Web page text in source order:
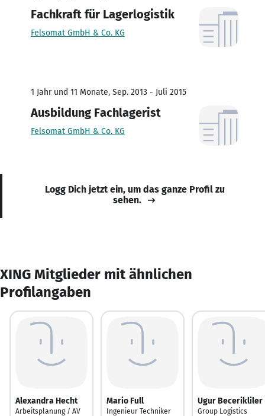
Fachkraft für Lagerlogistik
Felsomat GmbH & Co. KG
1 Jahr und 11 Monate, Sep. 2013 - Juli 2015
Ausbildung Fachlagerist
Felsomat GmbH & Co. KG
Logg Dich jetzt ein, um das ganze Profil zu
sehen.
XING Mitglieder mit ähnlichen
Profilangaben
Alexandra Hecht
Arbeitsplanung / AV
Mario Full
Ingenieur Techniker
Ugur Becerikliler
Group Logistics